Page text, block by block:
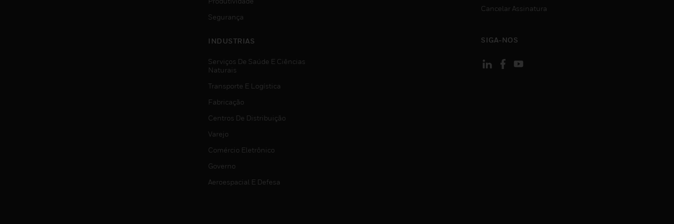
Segurança
INDUSTRIAS
Serviços De Saúde E Ciências
Naturais
Transporte E Logística
Fabricação
Centros De Distribuição
Varejo
Comércio Eletrônico
Governo
Aeroespacial E Defesa
Cancelar Assinatura
SIGA-NOS